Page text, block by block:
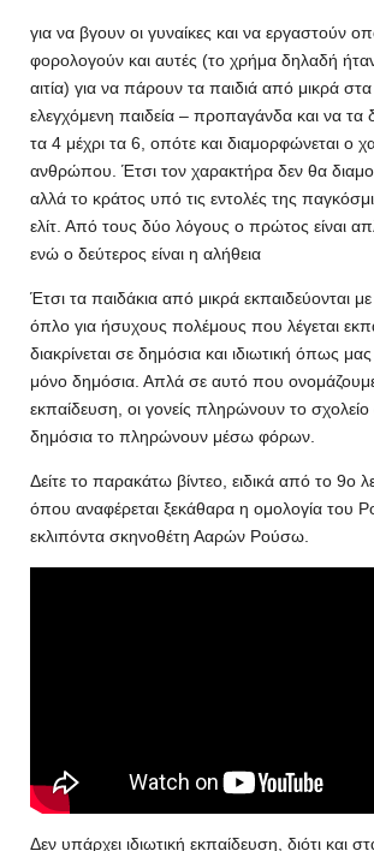
για να βγουν οι γυναίκες και να εργαστούν
φορολογούν και αυτές (το χρήμα δηλαδή
αιτία) για να πάρουν τα παιδιά από μικρά
ελεγχόμενη παιδεία – προπαγάνδα και να τα
τα 4 μέχρι τα 6, οπότε και διαμορφώνεται ο
ανθρώπου. Έτσι τον χαρακτήρα δεν θα
αλλά το κράτος υπό τις εντολές της
ελίτ. Από τους δύο λόγους ο πρώτος είναι
ενώ ο δεύτερος είναι η αλήθεια
Έτσι τα παιδάκια από μικρά εκπαιδεύονται
όπλο για ήσυχους πολέμους που λέγεται
διακρίνεται σε δημόσια και ιδιωτική όπως μας
μόνο δημόσια. Απλά σε αυτό που ονομάζουμε
εκπαίδευση, οι γονείς πληρώνουν το
δημόσια το πληρώνουν μέσω φόρων.
Δείτε το παρακάτω βίντεο, ειδικά από το 9ο
όπου αναφέρεται ξεκάθαρα η ομολογία του
εκλιπόντα σκηνοθέτη Ααρών Ρούσω.
Δεν υπάρχει ιδιωτική εκπαίδευση, διότι και